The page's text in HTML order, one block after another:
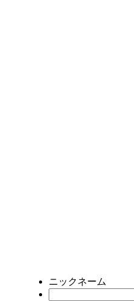
ニックネーム